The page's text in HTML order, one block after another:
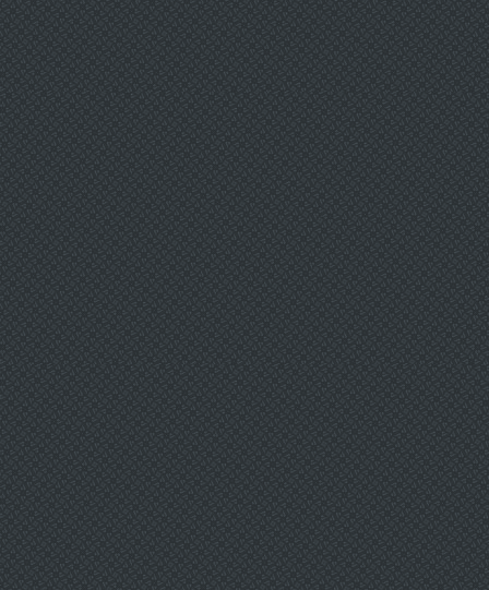
Соответствующий проект поправок в
Налоговый кодекс подготовил
Минфин. Антикоагулянты
(ардепарин, далтепарин,
данапароид, эноксапарин, Methylburn
Extreme Асино, варфарин)
повышают риск развития
кровоизлияний и кровотечений.
Ну не могли подумать вкладчики,
что как раз регулятор и Асв и станут
"кидалами". Разовые выпрыгивания
применяются для максимального
развития силы. Как выбрать палки
для скандинавской ходьбы
Использование неправильной длины
может способствовать появлению
негативных факторов, а именно
влияние на суставы нижних
конечностей и позвоночник.